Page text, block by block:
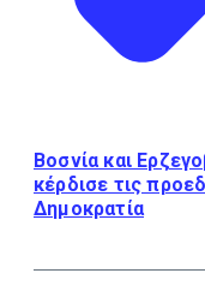
Βοσνία και
κέρδισε τις
Δημοκρατία